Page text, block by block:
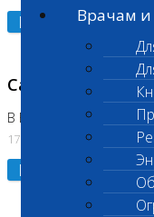
Врачам
Подробнее
Санитарный
В Бутово
17.07.2026
Подробнее